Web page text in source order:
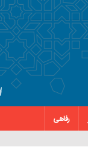
رفاهی